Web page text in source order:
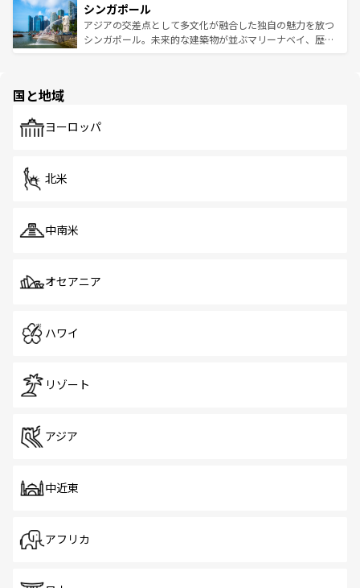
参照してほしい。
激する。気候は一年中温暖で、どの季節にも異なる楽しみ
が待っている。親しみやすいタイの人々、仏教を中心とし
た文化、そして多様な観光資源が、訪れる旅人を魅了し続
み、どこを訪れても感動するはず。観光スポットが密集し
ており、効率よく見どころを回れるのも魅力。息をのむよ
うな絶景から文化的な体験まで、香港を存分に楽しみ尽く
シンガポール
アジアの交差点として多文化が融合した独自の魅力を放つ
シンガポール。未来的な建築物が並ぶマリーナベイ、歴史
で、ホーカーズは地元の風情を楽しめる外せないスポット
国と地域
ヨーロッパ
北米
中南米
オセアニア
ハワイ
リゾート
アジア
中近東
アフリカ